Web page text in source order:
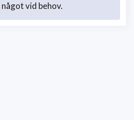
vid behov.